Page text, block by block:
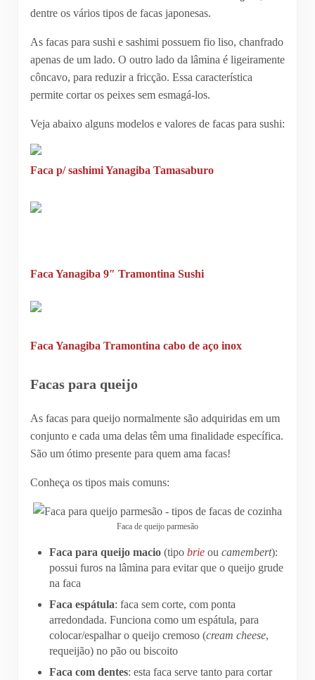
dentre os vários tipos de facas japonesas.
As facas para sushi e sashimi possuem fio liso, chanfrado
apenas de um lado. O outro lado da lâmina é ligeiramente
côncavo, para reduzir a fricção. Essa característica
permite cortar os peixes sem esmagá-los.
Veja abaixo alguns modelos e valores de facas para sushi:
Faca p/ sashimi Yanagiba Tamasaburo
Faca Yanagiba 9″ Tramontina Sushi
Faca Yanagiba Tramontina cabo de aço inox
Facas para queijo
As facas para queijo normalmente são adquiridas em um
conjunto e cada uma delas têm uma finalidade específica.
São um ótimo presente para quem ama facas!
Conheça os tipos mais comuns:
Faca de queijo parmesão
Faca para queijo macio (tipobrie oucamembert):
possui furos na lâmina para evitar que o queijo grude
na faca
Faca espátula: faca sem corte, com ponta
arredondada. Funciona como um espátula, para
colocar/espalhar o queijo cremoso (cream cheese,
requeijão) no pão ou biscoito
Faca com dentes: esta faca serve tanto para cortar